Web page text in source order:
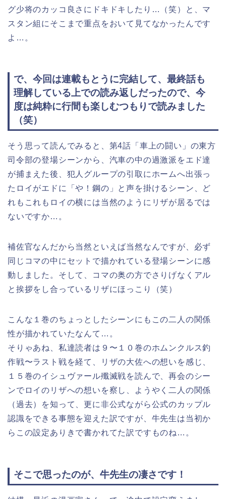
グ少将のカッコ良さにドキドキしたり…（笑）と、マ
スタン組にそこまで重点をおいて見てなかったんです
よ…。
で、今回は連載もとうに完結して、最終話も
理解している上での読み返しだったので、今
度は純粋に行間も楽しむつもりで読みました
（笑）
そう思って読んでみると、第4話「車上の闘い」の東方
司令部の登場シーンから、汽車の中の過激派をエド達
が捕まえた後、犯人グループの引取にホームへ出張っ
たロイがエドに「や！鋼の」と声を掛けるシーン、ど
れもこれもロイの横には当然のようにリザが居るでは
ないですか…。
補佐官なんだから当然といえば当然なんですが、必ず
同じコマの中にセットで描かれている登場シーンに感
動しました。そして、コマの奥の方でさりげなくアル
と挨拶をし合っているリザにほっこり（笑）
こんな１巻のちょっとしたシーンにもこの二人の関係
性が描かれていたなんて…。
そりゃあね、私達読者は９〜１０巻のホムンクルス釣
作戦〜ラスト戦を経て、リザの大佐への想いを感じ、
１５巻のイシュヴァール殲滅戦を読んで、再会のシー
ンでロイのリザへの想いを察し、ようやく二人の関係
（過去）を知って、更に非公式ながら公式のカップル
認識をできる事態を迎えた訳ですが、牛先生は当初か
らこの設定ありきで書かれてた訳ですものね…。
そこで思ったのが、牛先生の凄さです！